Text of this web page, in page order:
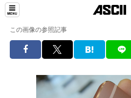
この画像の参照記事